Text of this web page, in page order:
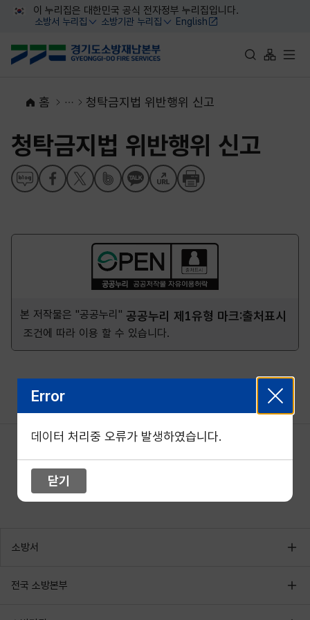
대메뉴 바로가기
본문 바로가기
이 누리집은 대한민국 공식 전자정부 누리집입니다.
소방서 누리집
열기
소방기관 누리집
열기
English
통합검색 바로가
사이트맵
전체
홈 청탁금지법 위반행위 신고
청탁금지법 위반행위 신고
본 저작물은 "공공누리" 공공누리 제1유형 마크:출처표시
조건에 따라 이용 할 수 있습니다.
소방서
전국 소방본부
Error
데이터 처리중 오류가 발생하였습니다.
닫기